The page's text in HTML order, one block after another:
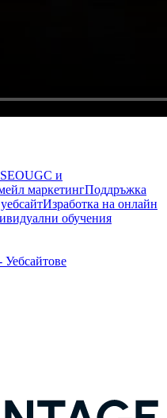
SEOUGC и
маркетингПоддръжка
Изработка на онлайн
обучения
Уебсайтове